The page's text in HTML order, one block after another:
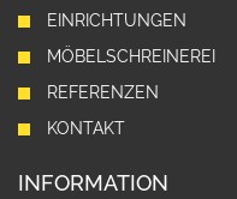
EINRICHTUNGEN
MÖBELSCHREINEREI
REFERENZEN
KONTAKT
INFORMATION